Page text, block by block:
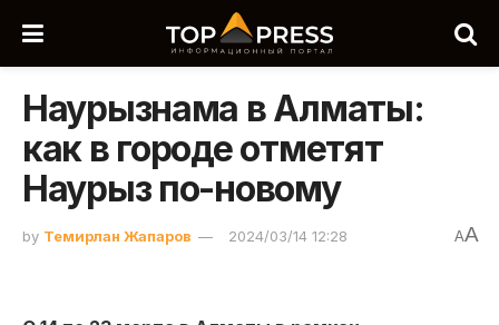
Наурызнама в Алматы:
как в городе отметят
Наурыз по-новому
by Темирлан Жапаров 2024/03/14 12:28 AA